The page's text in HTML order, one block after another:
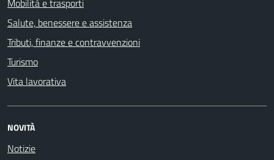
Mobilità e trasporti
Salute, benessere e assistenza
Tributi, finanze e contravvenzioni
Turismo
Vita lavorativa
NOVITÀ
Notizie